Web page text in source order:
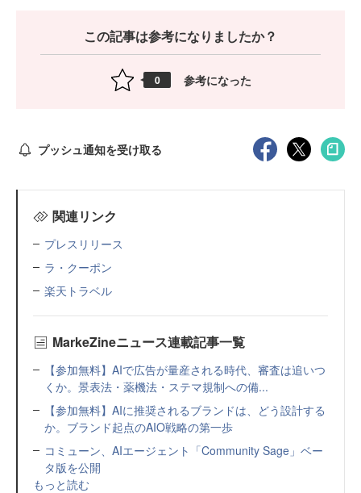
この記事は参考になりましたか？
0 参考になった
プッシュ通知を受け取る
関連リンク
プレスリリース
ラ・クーポン
楽天トラベル
MarkeZineニュース連載記事一覧
【参加無料】AIで広告が量産される時代、審査は追いつ
くか。景表法・薬機法・ステマ規制への備...
【参加無料】AIに推奨されるブランドは、どう設計する
か。ブランド起点のAIO戦略の第一歩
コミューン、AIエージェント「Community Sage」ベー
タ版を公開
もっと読む